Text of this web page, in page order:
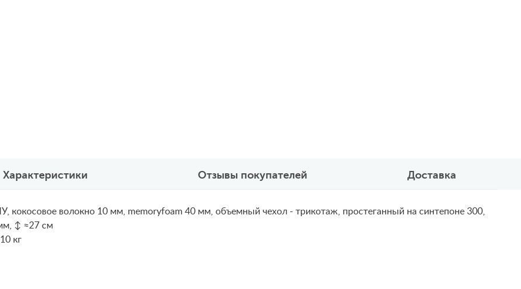
Характеристики Отзывы покупателей Доставка
кокосовое волокно 10 мм, memoryfoam 40 мм, объемный чехол - трикотаж, простеганный на синтепоне 300,
↕ ≈27 см
кг